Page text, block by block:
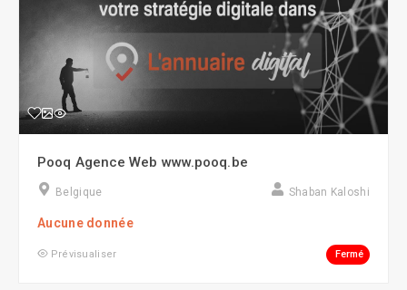
Pooq Agence Web www.pooq.be
Belgique Shaban Kaloshi
Aucune donnée
Prévisualiser Fermé